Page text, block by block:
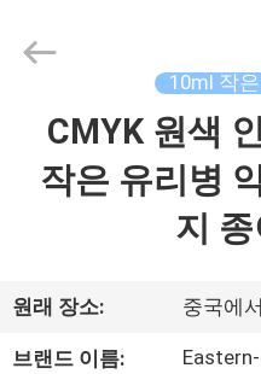
우
2017
10ml 작
CMYK 원색
작은 유리병
지
원래 장소: 중국에
브랜드 이름: